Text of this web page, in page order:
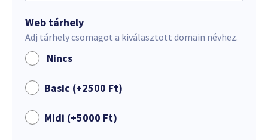
Web tárhely
Adj tárhely csomagot a kiválasztott domain névhez.
Nincs
Basic (+2500 Ft)
Midi (+5000 Ft)